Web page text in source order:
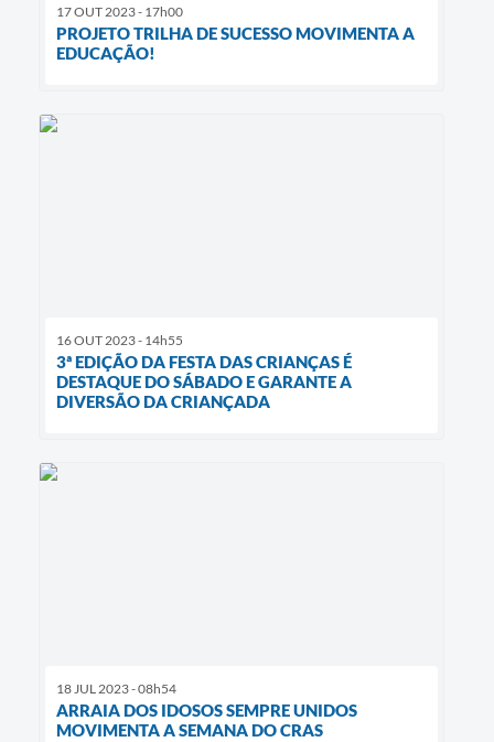
17 OUT 2023 - 17h00
PROJETO TRILHA DE SUCESSO MOVIMENTA A
EDUCAÇÃO!
16 OUT 2023 - 14h55
3ª EDIÇÃO DA FESTA DAS CRIANÇAS É
DESTAQUE DO SÁBADO E GARANTE A
DIVERSÃO DA CRIANÇADA
18 JUL 2023 - 08h54
ARRAIA DOS IDOSOS SEMPRE UNIDOS
MOVIMENTA A SEMANA DO CRAS